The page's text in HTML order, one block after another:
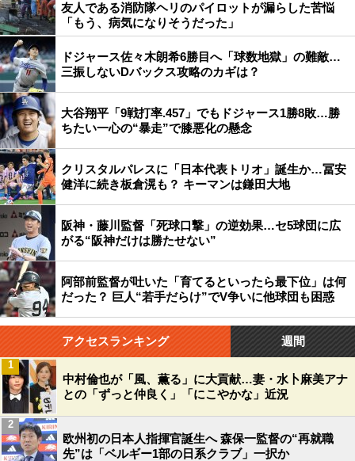
友人である消防隊ヘリのパイロットが漏らした苦悩
「もう、病気になりそうだった」
ドジャース佐々木朗希6勝目へ「球数地獄」の難敵…
三振しないDバックス攻略のカギは？
大谷翔平「9戦打率.457」でもドジャース1勝8敗…勝
ちたい一心の“暴走”で膝悪化の懸念
クリスタルパレスに「日本代表トリオ」誕生か…冨安
健洋に続き板倉滉も？ キーマンは鎌田大地
阪神・藤川監督「死球口撃」の逆効果…セ5球団に広
がる“阪神だけは勝たせない”
阿部前監督が吐いた「育てるといったら最下位」は何
だった？ 巨人“若手だらけ”でV争いに他球団も困惑
アクセスランキング 週間
中村倫也が「風、薫る」に大貢献…妻・水卜麻美アナ
との「ずっと仲良く」「にこやかな」近況
1
欧州初の日本人指揮官誕生へ 森保一監督の“再就職
先”は「ベルギー1部の日系クラブ」一択か
2